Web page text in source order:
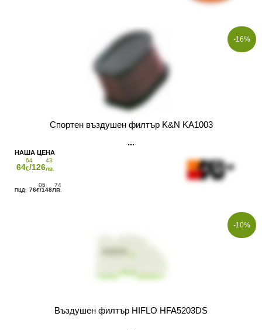
-16%
Спортен въздушен филтър K&N KA1003
64
64
€/126
43
лв.
76
05
€/148
74
ЛВ.
-10%
Въздушен филтър HIFLO HFA5203DS